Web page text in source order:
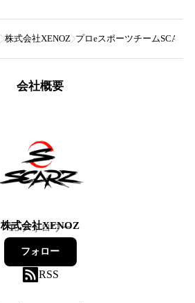
株式会社XENOZ プロeスポーツチームSCARZ
会社概要
株式会社XENOZ
15フォロワー
フォロー
RSS